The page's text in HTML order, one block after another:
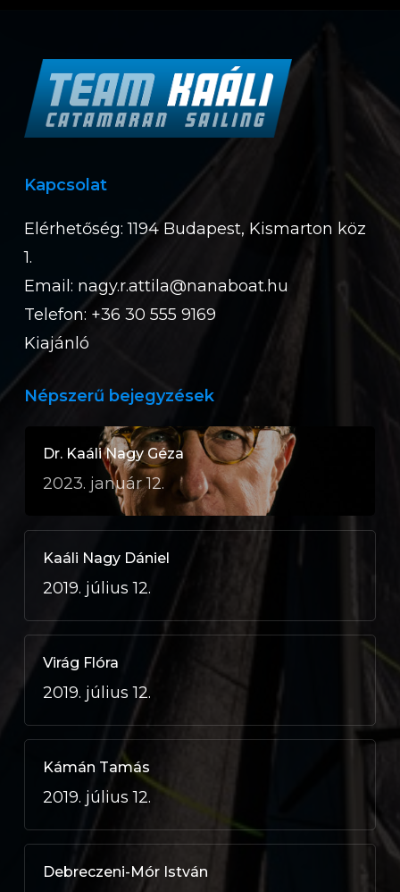
Kapcsolat
Elérhetőség: 1194 Budapest, Kismarton köz
1.
Email: nagy.r.attila@nanaboat.hu
Telefon: +36 30 555 9169
Kiajánló
Népszerű bejegyzések
Dr. Kaáli Nagy Géza
2023. január 12.
Kaáli Nagy Dániel
2019. július 12.
Virág Flóra
2019. július 12.
Kámán Tamás
2019. július 12.
Debreczeni-Mór István